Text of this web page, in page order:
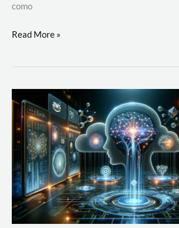
como
Desenvolvimento
um
com
AWS
Read More »